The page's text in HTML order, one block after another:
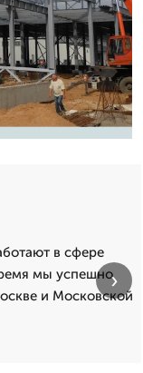
в сфере
мы успешно
и Московской
›